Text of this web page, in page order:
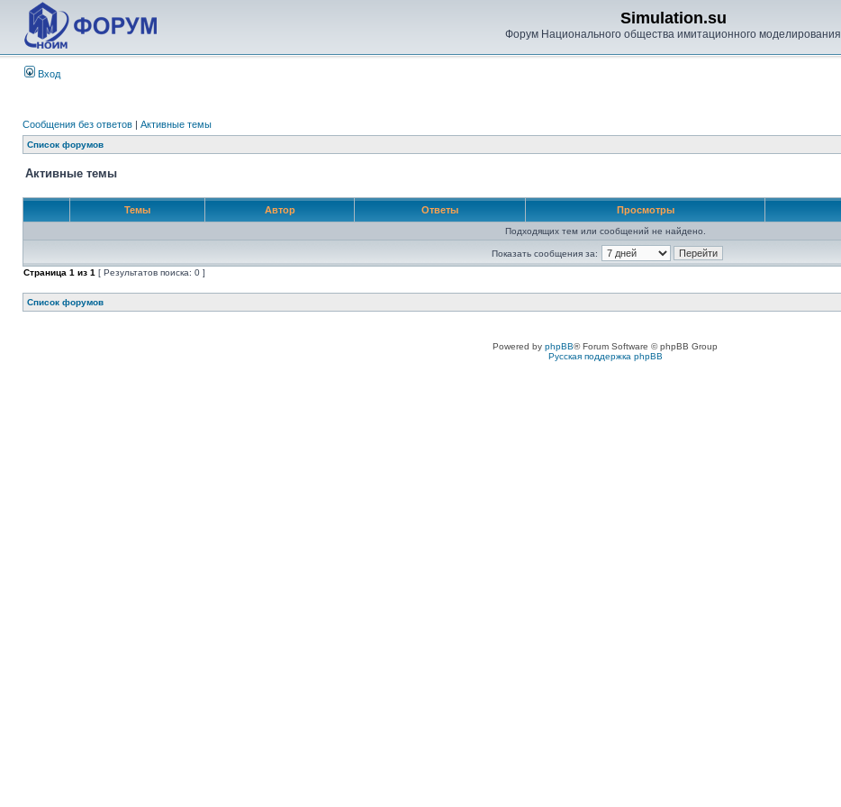
Simulation.su
Форум Национального общества имитационного моделирования
Вход
Сообщения без ответов | Активные темы
Список форумов
Активные темы
Темы Автор Ответы Просмотры
Подходящих тем или сообщений не найдено.
Показать сообщения за:
Страница 1 из 1 [ Результатов поиска: 0 ]
Список форумов
Powered by phpBB® Forum Software © phpBB Group
Русская поддержка phpBB